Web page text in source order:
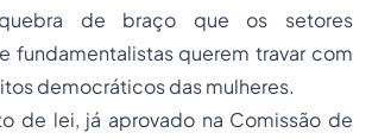
de braço que os setores
fundamentalistas querem travar com
democráticos das mulheres.
de lei, já aprovado na Comissão de